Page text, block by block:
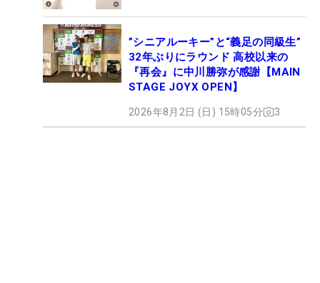
”シニアルーキー”と“義足の同級生”
32年ぶりにラウンド 高校以来の
『再会』に中川勝弥が感謝【MAIN
STAGE JOYX OPEN】
2026年8月2日 (日) 15時05分 3